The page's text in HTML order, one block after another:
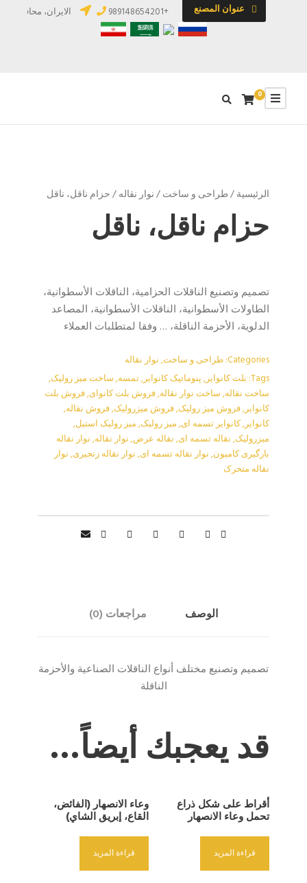
عنوان المصنع +989148654201 الایران، محافظة
0
الرئيسية/طراحی و ساخت/نوار نقاله/ حزام ناقل، ناقل
حزام ناقل، ناقل
تصميم وتصنيع الناقلات الحزامية، الناقلات الأسطوانية،
الطاولات الأسطوانية، الناقلات الأسطوانية، المصاعد
الدلوية، الأحزمة الناقلة، … وفقا لمتطلبات العملاء
Categories: طراحی و ساخت,نوار نقاله
Tags: بلت کانوایر,پنوماتیک کانوایر,تمسه,ساخت میز رولیک,
ساخت نقاله,ساخت نوار نقاله,فروش بلت کانوای,فروش بلت
کانوایر,فروش میز رولیک,فروش میزرولیک,فروش نقاله,
کانوایر,کانوایر تسمه ای,میز رولیک,میز رولیک استیل,
میزرولیک,نقاله تسمه ای,نقاله عرض,نوار نقاله,نوار نقاله
بارگیری کامیون,نوار نقاله تسمه ای,نوار نقاله زنجیری,نوار
نقاله متحرک
الوصف مراجعات (0)
تصميم وتصنيع مختلف أنواع الناقلات الصناعية والأحزمة
الناقلة
قد يعجبك أيضاً…
أقراط على شكل ذراع
تحمل وعاء الانصهار
قراءة المزيد
وعاء الانصهار (الفائض،
القاع، إبريق الشاي)
قراءة المزيد